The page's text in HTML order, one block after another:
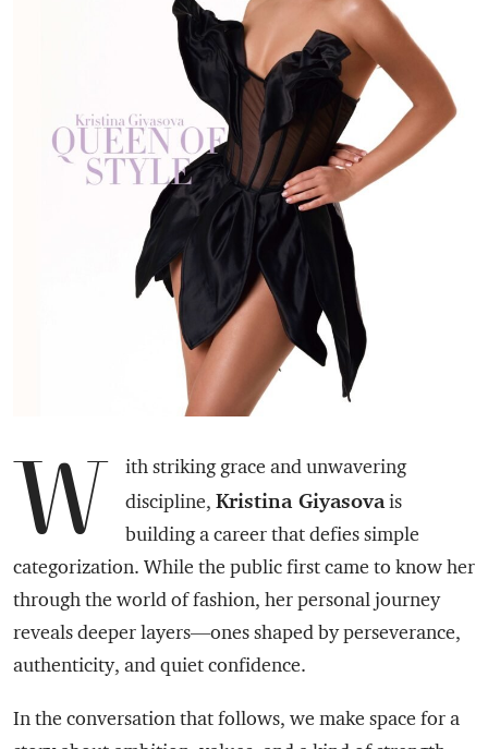
W
ith striking grace and unwavering
discipline, Kristina Giyasovais
building a career that defies simple
categorization. While the public first came to know her
through the world of fashion, her personal journey
reveals deeper layers—ones shaped by perseverance,
authenticity, and quiet confidence.
In the conversation that follows, we make space for a